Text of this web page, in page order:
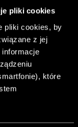
pliki cookies
pliki cookies, by
z jej
które